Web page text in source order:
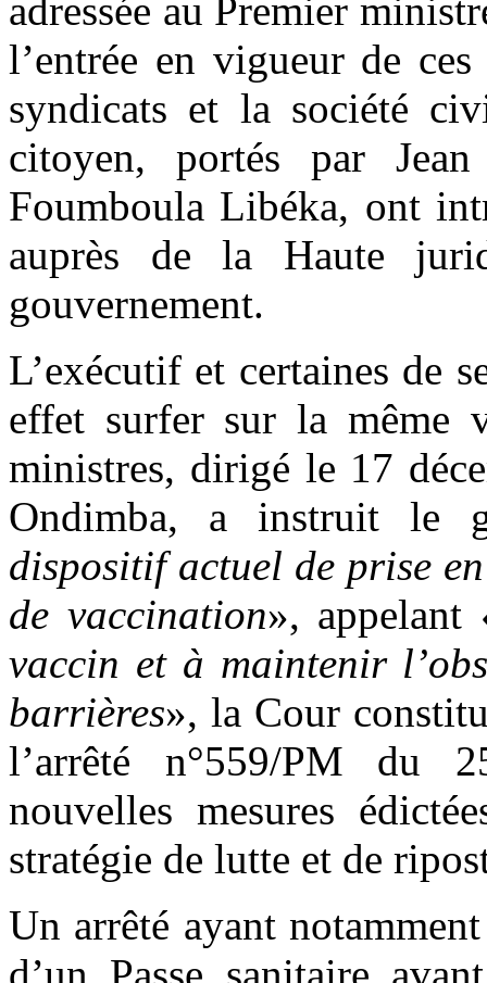
adressée au Premier
l’entrée en vigueur de
syndicats et la société
citoyen, portés par
Foumboula Libéka, ont
auprès de la Haute
gouvernement.
L’exécutif et certaines de
effet surfer sur la même
ministres, dirigé le 17
Ondimba, a instruit le
dispositif actuel de prise
de vaccination», appelant
vaccin et à maintenir
barrières», la Cour
l’arrêté n°559/PM du
nouvelles mesures
stratégie de lutte et de
Un arrêté ayant
d’un Passe sanitaire